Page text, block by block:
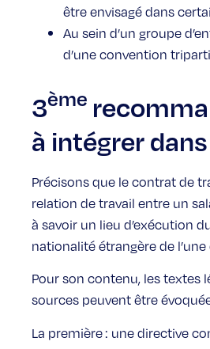
être envisagé dans
Au sein d’un groupe
d’une convention
3ème
à intégrer
Précisons que le contrat de
relation de travail entre un
à savoir un lieu d’exécution
nationalité étrangère de
Pour son contenu, les textes
sources peuvent être
La première : une directive